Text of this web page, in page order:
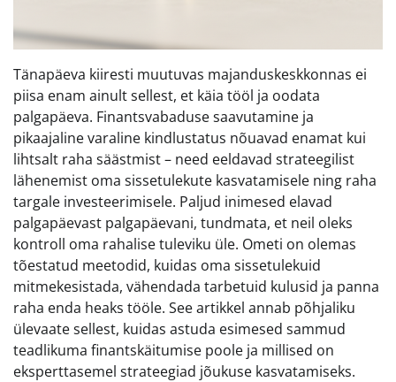
Tänapäeva kiiresti muutuvas majanduskeskkonnas ei
piisa enam ainult sellest, et käia tööl ja oodata
palgapäeva. Finantsvabaduse saavutamine ja
pikaajaline varaline kindlustatus nõuavad enamat kui
lihtsalt raha säästmist – need eeldavad strateegilist
lähenemist oma sissetulekute kasvatamisele ning raha
targale investeerimisele. Paljud inimesed elavad
palgapäevast palgapäevani, tundmata, et neil oleks
kontroll oma rahalise tuleviku üle. Ometi on olemas
tõestatud meetodid, kuidas oma sissetulekuid
mitmekesistada, vähendada tarbetuid kulusid ja panna
raha enda heaks tööle. See artikkel annab põhjaliku
ülevaate sellest, kuidas astuda esimesed sammud
teadlikuma finantskäitumise poole ja millised on
eksperttasemel strateegiad jõukuse kasvatamiseks.